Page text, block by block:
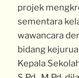
projek
sementara
wawancara
bidang
Kepala